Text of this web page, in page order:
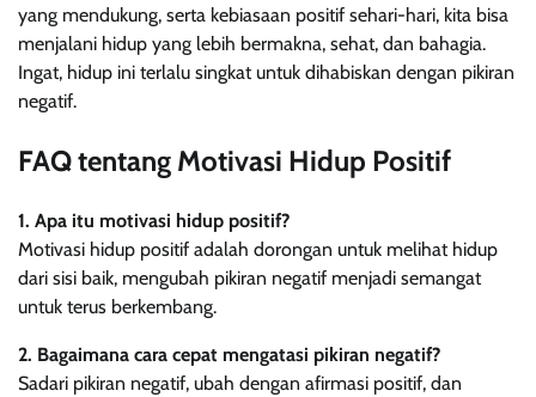
yang mendukung, serta kebiasaan positif sehari-hari, kita bisa
menjalani hidup yang lebih bermakna, sehat, dan bahagia.
Ingat, hidup ini terlalu singkat untuk dihabiskan dengan pikiran
negatif.
FAQ tentang Motivasi Hidup Positif
1. Apa itu motivasi hidup positif?
Motivasi hidup positif adalah dorongan untuk melihat hidup
dari sisi baik, mengubah pikiran negatif menjadi semangat
untuk terus berkembang.
2. Bagaimana cara cepat mengatasi pikiran negatif?
Sadari pikiran negatif, ubah dengan afirmasi positif, dan